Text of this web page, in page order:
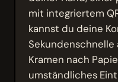
mit integriertem
kannst du deine
Sekundenschnelle
Kramen nach
umständliches